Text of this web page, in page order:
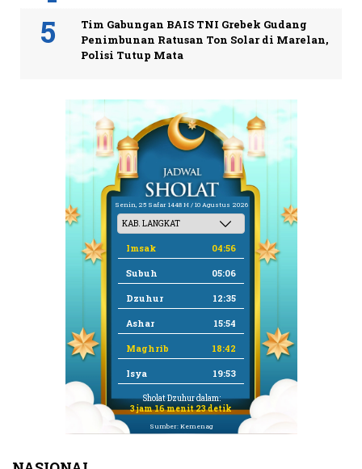
Tim Gabungan BAIS TNI Grebek Gudang
Penimbunan Ratusan Ton Solar di Marelan,
Polisi Tutup Mata
Senin, 25 Safar 1448 H / 10 Agustus 2026
Imsak 04:56
Subuh 05:06
Dzuhur 12:35
Ashar 15:54
Maghrib 18:42
Isya 19:53
Sholat Dzuhur dalam:
3 jam 16 menit 23 detik
Sumber: Kemenag